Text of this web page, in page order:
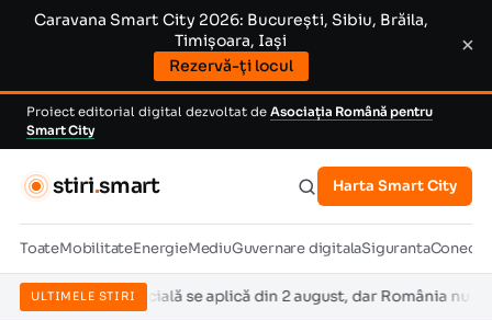
Caravana Smart City 2026: București, Sibiu, Brăila,
Timișoara, Iași
Rezervă-ți locul
×
Proiect editorial digital dezvoltat de Asociația Română pentru
Smart City
stiri.smart Harta Smart City
ToateMobilitateEnergieMediuGuvernare digitalaSiguranta
ULTIMELE STIRI
artificială se aplică din 2 august, dar România nu are